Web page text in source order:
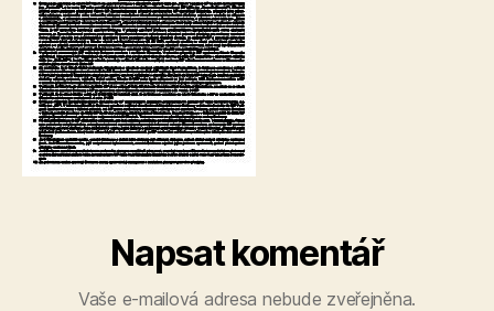
Napsat komentář
Vaše e-mailová adresa nebude zveřejněna.